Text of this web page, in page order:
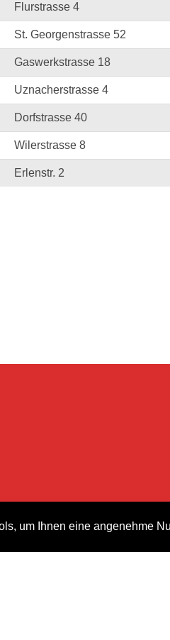
um Ihnen eine angenehme
Flurstrasse 4
St. Georgenstrasse 52
Gaswerkstrasse 18
Uznacherstrasse 4
Dorfstrasse 40
Wilerstrasse 8
Erlenstr. 2